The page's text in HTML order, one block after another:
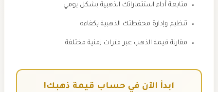
متابعة أداء استثماراتك الذهبية بشكل يومي
تنظيم وإدارة محفظتك الذهبية بكفاءة
مقارنة قيمة الذهب عبر فترات زمنية مختلفة
ابدأ الآن في حساب قيمة ذهبك!